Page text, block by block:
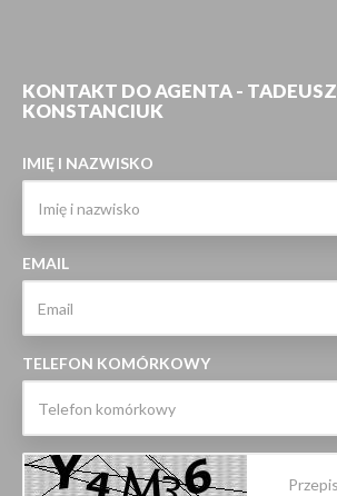
KONTAKT DO AGENTA - TADEUSZ
KONSTANCIUK
IMIĘ I NAZWISKO
EMAIL
TELEFON KOMÓRKOWY